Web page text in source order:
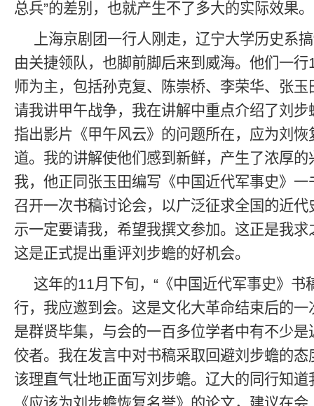
总兵”的差别，也就产生不了多大的实际效果。
上海京剧团一行人刚走，辽宁大学历史系
由关捷领队，也脚前脚后来到威海。他们一
师为主，包括孙克复、陈崇桥、李荣华、张
请我讲甲午战争，我在讲解中重点介绍了刘
指出影片《甲午风云》的问题所在，应为刘
道。我的讲解使他们感到新鲜，产生了浓厚
我，他正同张玉田编写《中国近代军事史》
召开一次书稿讨论会，以广泛征求全国的近
示一定要请我，希望我撰文参加。这正是我
这是正式提出重评刘步蟾的好机会。
这年的11月下旬，“《中国近代军事史》书
行，我应邀到会。这是文化大革命结束后的
是群贤毕集，与会的一百多位学者中有不少
佼者。我在发言中对书稿采取回避刘步蟾的
该理直气壮地正面写刘步蟾。辽大的同行知